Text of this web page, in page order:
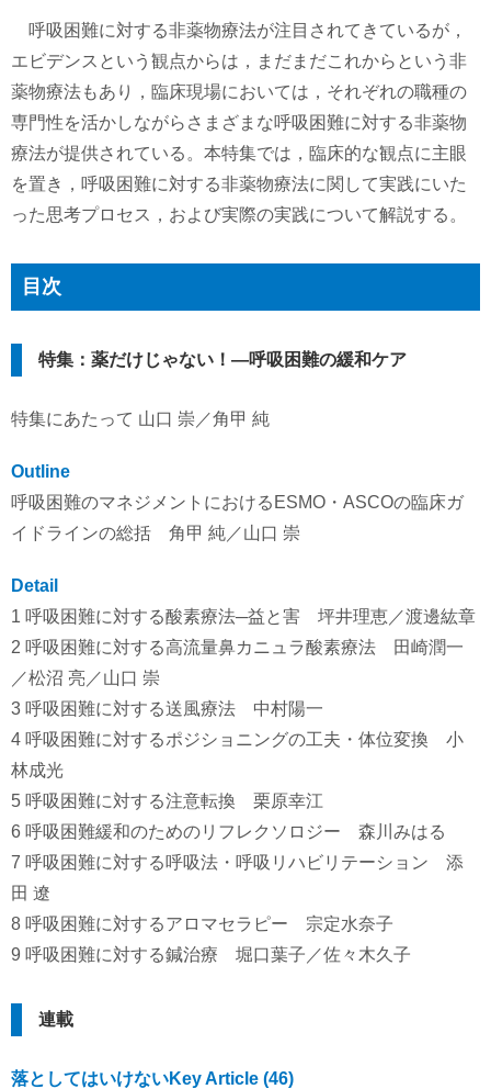
呼吸困難に対する非薬物療法が注目されてきているが，
エビデンスという観点からは，まだまだこれからという非
薬物療法もあり，臨床現場においては，それぞれの職種の
専門性を活かしながらさまざまな呼吸困難に対する非薬物
療法が提供されている。本特集では，臨床的な観点に主眼
を置き，呼吸困難に対する非薬物療法に関して実践にいた
った思考プロセス，および実際の実践について解説する。
目次
特集：薬だけじゃない！―呼吸困難の緩和ケア
特集にあたって 山口 崇／角甲 純
Outline
呼吸困難のマネジメントにおけるESMO・ASCOの臨床ガ
イドラインの総括 角甲 純／山口 崇
Detail
1 呼吸困難に対する酸素療法─益と害 坪井理恵／渡邊紘章
2 呼吸困難に対する高流量鼻カニュラ酸素療法 田崎潤一
／松沼 亮／山口 崇
3 呼吸困難に対する送風療法 中村陽一
4 呼吸困難に対するポジショニングの工夫・体位変換 小
林成光
5 呼吸困難に対する注意転換 栗原幸江
6 呼吸困難緩和のためのリフレクソロジー 森川みはる
7 呼吸困難に対する呼吸法・呼吸リハビリテーション 添
田 遼
8 呼吸困難に対するアロマセラピー 宗定水奈子
9 呼吸困難に対する鍼治療 堀口葉子／佐々木久子
連載
落としてはいけないKey Article (46)